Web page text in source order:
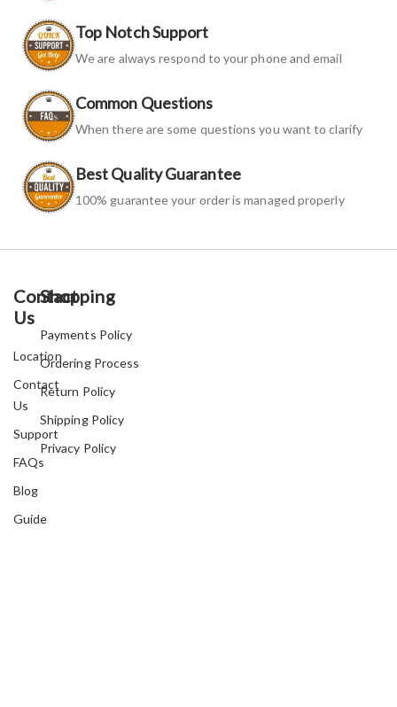
Top Notch Support
We are always respond to your phone and email
Common Questions
When there are some questions you want to clarify
Best Quality Guarantee
100% guarantee your order is managed properly
Contact
Us
Location
Contact
Us
Support
FAQs
Blog
Guide
Shopping
Payments Policy
Ordering Process
Return Policy
Shipping Policy
Privacy Policy